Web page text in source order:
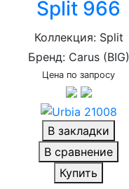
Split 966
Коллекция: Split
Бренд: Carus (BIG)
Цена по запросу
В закладки
В сравнение
Купить